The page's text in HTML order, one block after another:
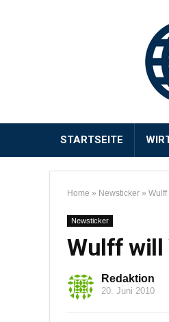
STARTSEITE
Home » Newsticker »
Newsticker
Wulff will
Redaktion
20. Juni 2010